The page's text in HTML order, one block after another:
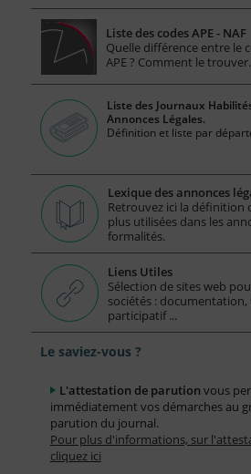
Liste des codes APE - NAF
Quelle différence entre le
APE ? Comment le
Liste des Journaux
Annonces Légales.
Définition et liste par
Lexique des annonces
Retrouvez ici la définition
plus utilisées dans les
formalités.
Liens Utiles
Sélection de sites web
sociétés :
participatif ...
Le saviez-vous ?
L'attestation de parution vous
immédiatement vos démarches au
parution du journal.
Pour plus d'informations, sur
cliquez ici